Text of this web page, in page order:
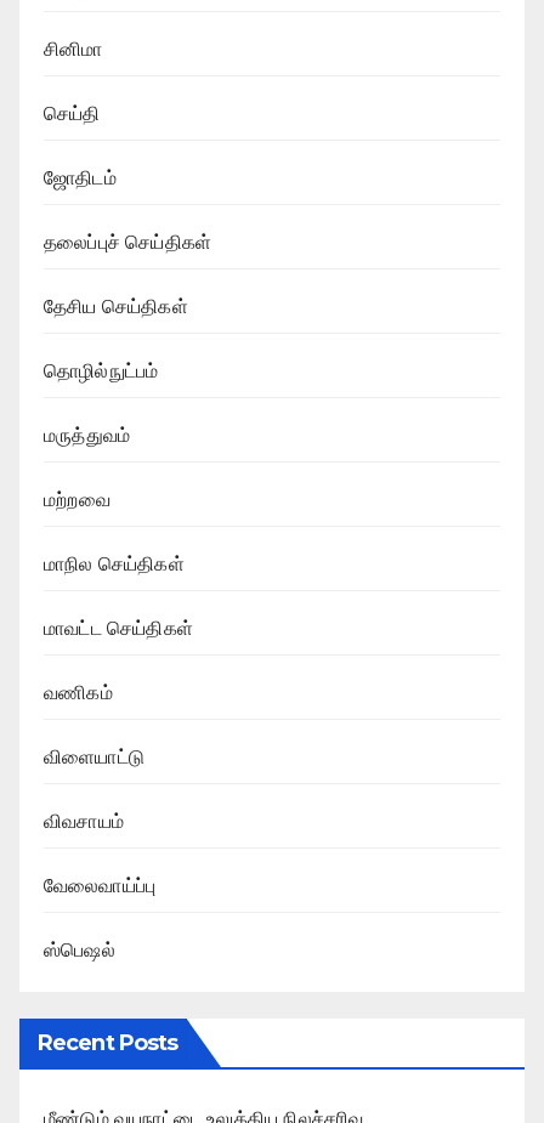
சினிமா
செய்தி
ஜோதிடம்
தலைப்புச் செய்திகள்
தேசிய செய்திகள்
தொழில்நுட்பம்
மருத்துவம்
மற்றவை
மாநில செய்திகள்
மாவட்ட செய்திகள்
வணிகம்
விளையாட்டு
விவசாயம்
வேலைவாய்ப்பு
ஸ்பெஷல்
Recent Posts
மீண்டும் வயநாட்டை உலுக்கிய நிலச்சரிவு